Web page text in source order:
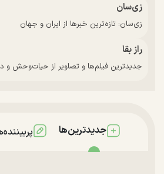
زی‌سان
زی‌سان: تازه‌ترین خبرها از ایران و جهان
راز بقا
جدیدترین فیلم‌ها و تصاویر از حیات‌وحش و
جدیدترین‌ها